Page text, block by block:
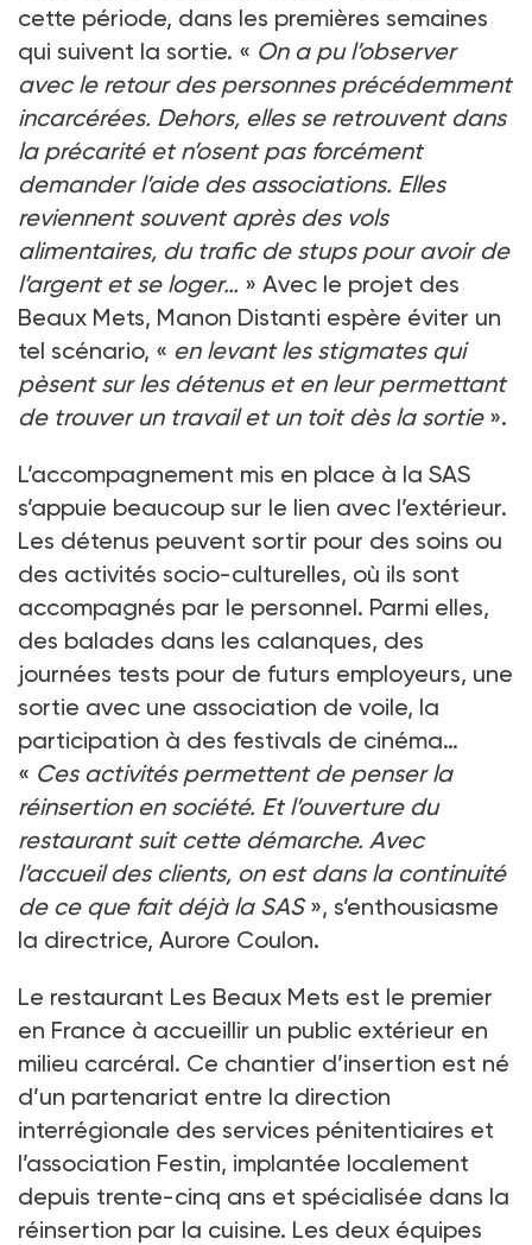
cette période, dans les premières semaines
qui suivent la sortie. « On a pu l’observer
avec le retour des personnes précédemment
incarcérées. Dehors, elles se retrouvent dans
la précarité et n’osent pas forcément
demander l’aide des associations. Elles
reviennent souvent après des vols
alimentaires, du trafic de stups pour avoir de
l’argent et se loger… » Avec le projet des
Beaux Mets, Manon Distanti espère éviter un
tel scénario, « en levant les stigmates qui
pèsent sur les détenus et en leur permettant
de trouver un travail et un toit dès la sortie».
L’accompagnement mis en place à la SAS
s’appuie beaucoup sur le lien avec l’extérieur.
Les détenus peuvent sortir pour des soins ou
des activités socio-culturelles, où ils sont
accompagnés par le personnel. Parmi elles,
des balades dans les calanques, des
journées tests pour de futurs employeurs, une
sortie avec une association de voile, la
participation à des festivals de cinéma…
« Ces activités permettent de penser la
réinsertion en société. Et l’ouverture du
restaurant suit cette démarche. Avec
l’accueil des clients, on est dans la continuité
de ce que fait déjà la SAS», s’enthousiasme
la directrice, Aurore Coulon.
Le restaurant Les Beaux Mets est le premier
en France à accueillir un public extérieur en
milieu carcéral. Ce chantier d’insertion est né
d’un partenariat entre la direction
interrégionale des services pénitentiaires et
l’association Festin, implantée localement
depuis trente-cinq ans et spécialisée dans la
réinsertion par la cuisine. Les deux équipes